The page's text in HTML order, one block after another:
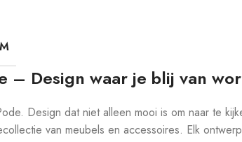
– Design waar je blij van
Design dat niet alleen mooi is om naar te
van meubels en accessoires. Elk